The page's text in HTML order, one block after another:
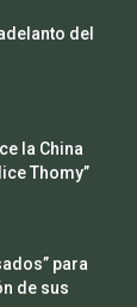
del
la China
Thomy”
para
de sus